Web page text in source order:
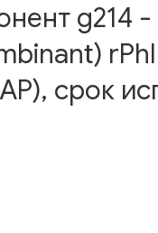
g214
rPhl
срок